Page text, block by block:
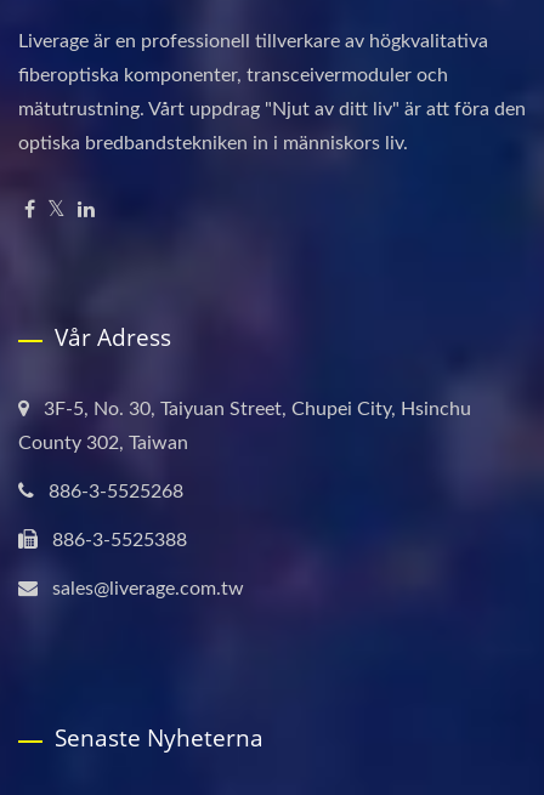
Liverage är en professionell tillverkare av högkvalitativa
fiberoptiska komponenter, transceivermoduler och
mätutrustning. Vårt uppdrag "Njut av ditt liv" är att föra den
optiska bredbandstekniken in i människors liv.
Vår Adress
3F-5, No. 30, Taiyuan Street, Chupei City, Hsinchu
County 302, Taiwan
886-3-5525268
886-3-5525388
sales@liverage.com.tw
Senaste Nyheterna